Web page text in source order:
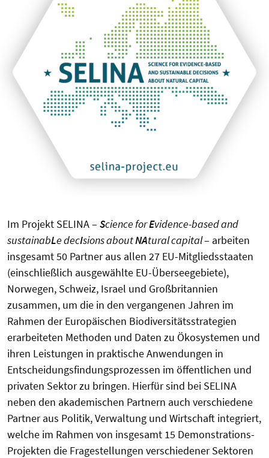
Im Projekt SELINA – Science forEvidence-based and
sustainabLe decIsions aboutNAtural capital– arbeiten
insgesamt 50 Partner aus allen 27 EU-Mitgliedsstaaten
(einschließlich ausgewählte EU-Überseegebiete),
Norwegen, Schweiz, Israel und Großbritannien
zusammen, um die in den vergangenen Jahren im
Rahmen der Europäischen Biodiversitätsstrategien
erarbeiteten Methoden und Daten zu Ökosystemen und
ihren Leistungen in praktische Anwendungen in
Entscheidungsfindungsprozessen im öffentlichen und
privaten Sektor zu bringen. Hierfür sind bei SELINA
neben den akademischen Partnern auch verschiedene
Partner aus Politik, Verwaltung und Wirtschaft integriert,
welche im Rahmen von insgesamt 15 Demonstrations-
Projekten die Fragestellungen verschiedener Sektoren